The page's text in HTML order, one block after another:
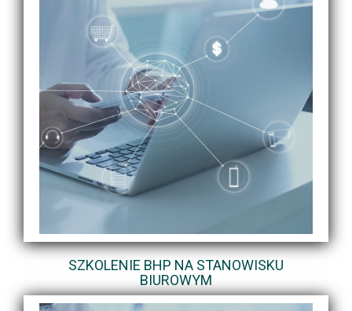
SZKOLENIE BHP NA STANOWISKU
BIUROWYM